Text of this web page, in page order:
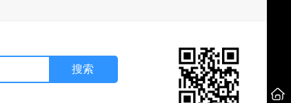
搜索